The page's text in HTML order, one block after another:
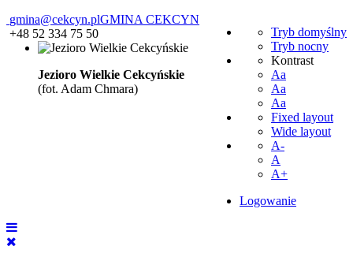
gmina@cekcyn.pl
+48 52 334 75 50
Tryb domyślny
Tryb nocny
Kontrast
Aa
Aa
Aa
Fixed layout
Wide layout
A-
A
A+
Logowanie
GMINA CEKCYN
Jezioro Wielkie Cekcyńskie
(fot. Adam Chmara)